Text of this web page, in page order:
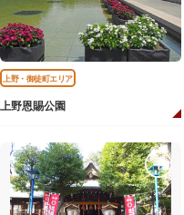
上野・御徒町エリア
上野恩賜公園